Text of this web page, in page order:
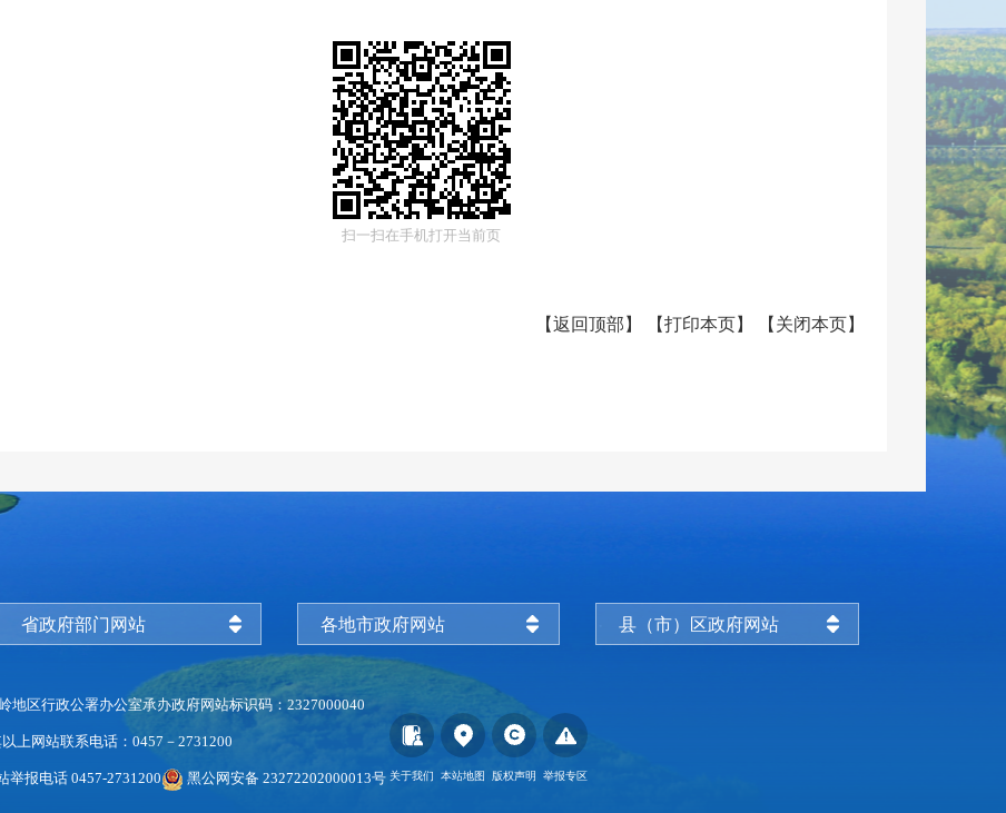
扫一扫在手机打开当前页
【返回顶部 】 【打印本页】 【 关闭本页】
省政府部门网站 各地市政府网站 县（市）区政府网站
地区行政公署办公室承办政府网站标识码：2327000040
上网站联系电话：0457－2731200
举报电话 0457-2731200 黑公网安备 23272202000013号 关于我们 本站地图 版权声明 举报专区